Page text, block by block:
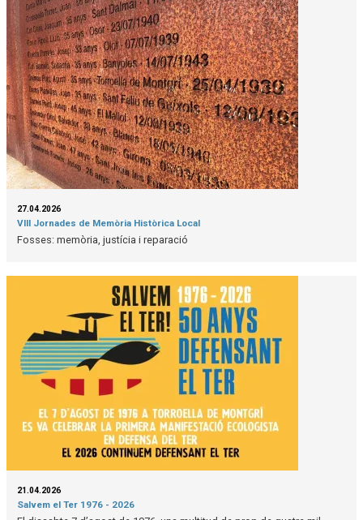
27.04.2026
VIII Jornades de Memòria Històrica Local
Fosses: memòria, justícia i reparació
21.04.2026
Salvem el Ter 1976 - 2026